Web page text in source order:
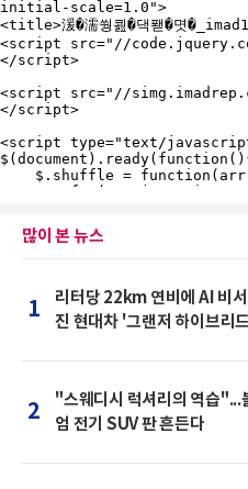
많이 본 뉴스
1
리터당 22km 연비에 AI 비
진 현대차 '그랜저 하이브리
2
"스웨디시 럭셔리의 역습"...
엄 전기 SUV 판 흔든다